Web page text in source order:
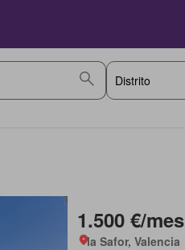
1.500 €/mes
la Safor, Valencia